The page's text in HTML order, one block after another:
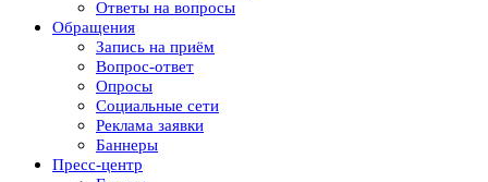
Ответы на вопросы
Обращения
Запись на приём
Вопрос-ответ
Опросы
Социальные сети
Реклама заявки
Баннеры
Пресс-центр